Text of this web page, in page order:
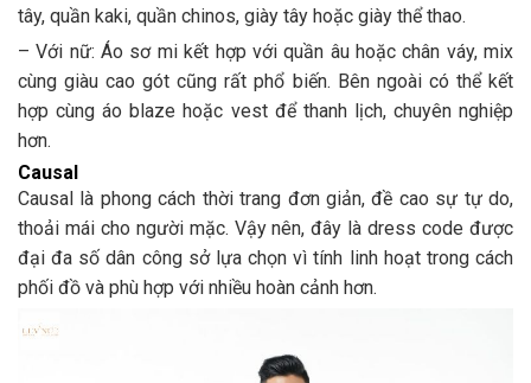
tây, quần kaki, quần chinos, giày tây hoặc giày thể thao.
– Với nữ: Áo sơ mi kết hợp với quần âu hoặc chân váy, mix
cùng giàu cao gót cũng rất phổ biến. Bên ngoài có thể kết
hợp cùng áo blaze hoặc vest để thanh lịch, chuyên nghiệp
hơn.
Causal
Causal là phong cách thời trang đơn giản, đề cao sự tự do,
thoải mái cho người mặc. Vậy nên, đây là dress code được
đại đa số dân công sở lựa chọn vì tính linh hoạt trong cách
phối đồ và phù hợp với nhiều hoàn cảnh hơn.